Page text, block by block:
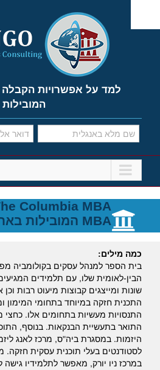
content
המובילות
MBA המובילות בארה"ב
כמה מילים:
בית הספר למנהל עסקים בקולומביה
שונות ומייצגים קבוצות מיעוט רבות
התכנית חזקה במיוחד בתחומי המימון
התנסויות מעשיות בתחומים אלו.
התואר בתעשיית הבנקאות. בנוסף,
היזמות. במסגרת ביה"ס, מרכז לאנג
לסטודנטים בעלי תוכנית עסקית חזקה.
במרכז ניו יורק, מאפשר לתלמידיו גישה